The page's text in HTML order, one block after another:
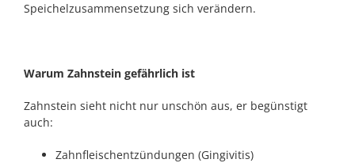
Speichelzusammensetzung sich verändern.
Warum Zahnstein gefährlich ist
Zahnstein sieht nicht nur unschön aus, er begünstigt
auch:
Zahnfleischentzündungen (Gingivitis)